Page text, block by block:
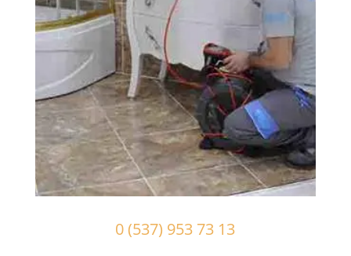
0 (537) 953 73 13